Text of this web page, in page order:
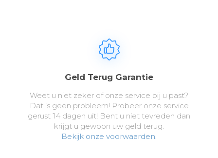
Geld Terug Garantie
Weet u niet zeker of onze service bij u past?
Dat is geen probleem! Probeer onze service
gerust 14 dagen uit! Bent u niet tevreden dan
krijgt u gewoon uw geld terug.
Bekijk onze voorwaarden.